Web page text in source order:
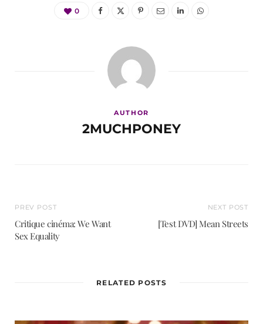
0
AUTHOR
2MUCHPONEY
PREV POST
Critique cinéma: We Want
Sex Equality
NEXT POST
[Test DVD] Mean Streets
RELATED POSTS